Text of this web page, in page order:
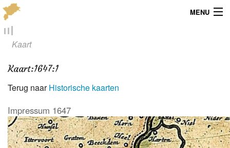
MENU
Menu
Dialect
Locaties
Kaarten
Kaart
Kaart:1647:1
Terug naarHistorische kaarten
Impressum 1647